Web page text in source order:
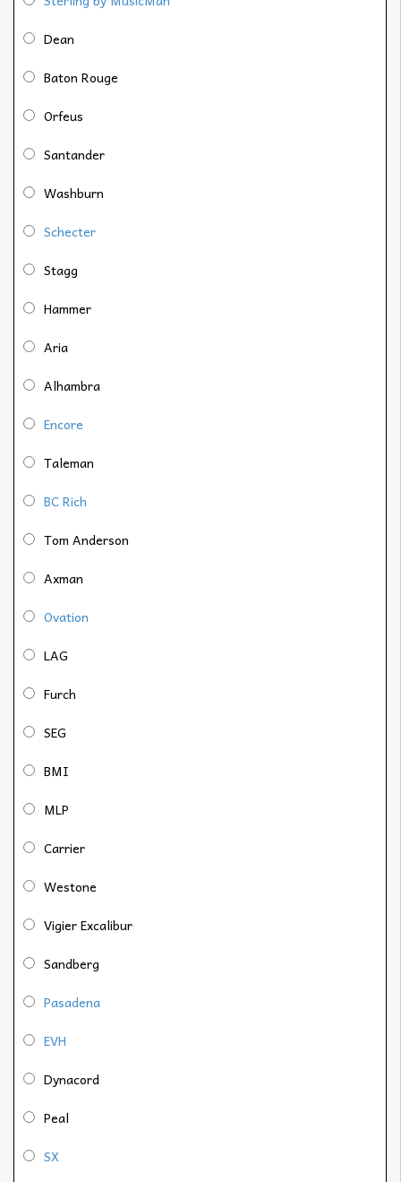
Dean
Baton Rouge
Orfeus
Santander
Washburn
Schecter
Stagg
Hammer
Aria
Alhambra
Encore
Taleman
BC Rich
Tom Anderson
Axman
Ovation
LAG
Furch
SEG
BMI
MLP
Carrier
Westone
Vigier Excalibur
Sandberg
Pasadena
EVH
Dynacord
Peal
SX